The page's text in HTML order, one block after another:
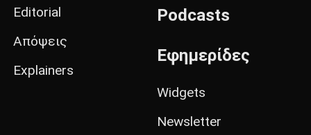
Editorial
Απόψεις
Explainers
Podcasts
Εφημερίδες
Widgets
Newsletter